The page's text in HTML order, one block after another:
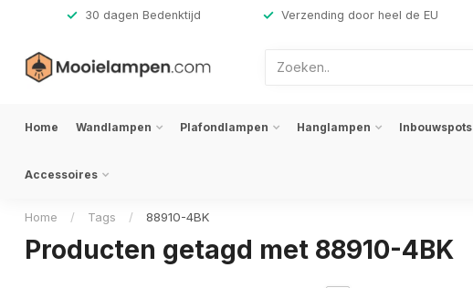
30 dagen Bedenktijd Verzending door heel de EU
Home Wandlampen Plafondlampen Hanglampen Inbouwspots
Accessoires
Home / Tags / 88910-4BK
Producten getagd met 88910-4BK